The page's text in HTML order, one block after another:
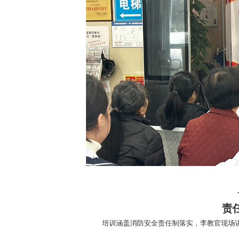
责
培训涵盖消防安全责任制落实，李教官现